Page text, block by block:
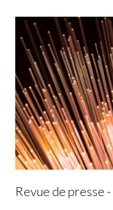
Revue de presse -